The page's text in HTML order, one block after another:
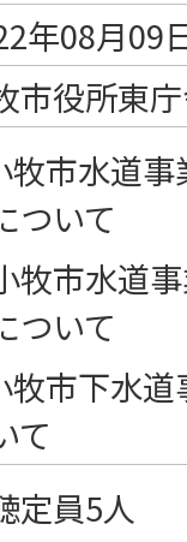
年08月09
市役所東
牧市水道
ついて
牧市水道
ついて
牧市下水
て
定員5人